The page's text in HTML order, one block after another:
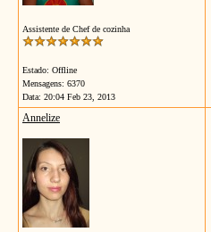
Assistente de Chef de cozinha
Estado: Offline
Mensagens: 6370
Data: 20:04 Feb 23, 2013
Annelize